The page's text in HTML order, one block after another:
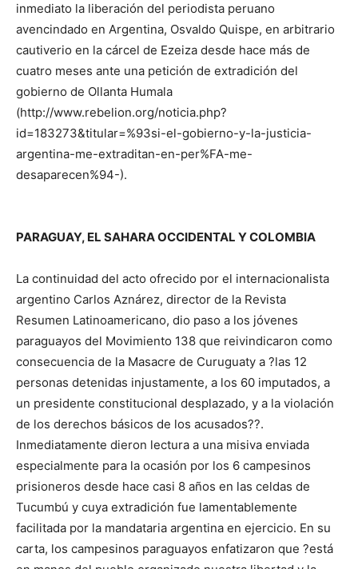
inmediato la liberación del periodista peruano
avencindado en Argentina, Osvaldo Quispe, en arbitrario
cautiverio en la cárcel de Ezeiza desde hace más de
cuatro meses ante una petición de extradición del
gobierno de Ollanta Humala
(http://www.rebelion.org/noticia.php?
id=183273&titular=%93si-el-gobierno-y-la-justicia-
argentina-me-extraditan-en-per%FA-me-
desaparecen%94-).
PARAGUAY, EL SAHARA OCCIDENTAL Y COLOMBIA
La continuidad del acto ofrecido por el internacionalista
argentino Carlos Aznárez, director de la Revista
Resumen Latinoamericano, dio paso a los jóvenes
paraguayos del Movimiento 138 que reivindicaron como
consecuencia de la Masacre de Curuguaty a ?las 12
personas detenidas injustamente, a los 60 imputados, a
un presidente constitucional desplazado, y a la violación
de los derechos básicos de los acusados??.
Inmediatamente dieron lectura a una misiva enviada
especialmente para la ocasión por los 6 campesinos
prisioneros desde hace casi 8 años en las celdas de
Tucumbú y cuya extradición fue lamentablemente
facilitada por la mandataria argentina en ejercicio. En su
carta, los campesinos paraguayos enfatizaron que ?está